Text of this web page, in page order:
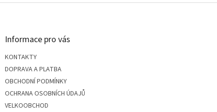
Z
á
p
a
t
Informace pro vás
KONTAKTY
DOPRAVA A PLATBA
OBCHODNÍ PODMÍNKY
OCHRANA OSOBNÍCH ÚDAJŮ
VELKOOBCHOD